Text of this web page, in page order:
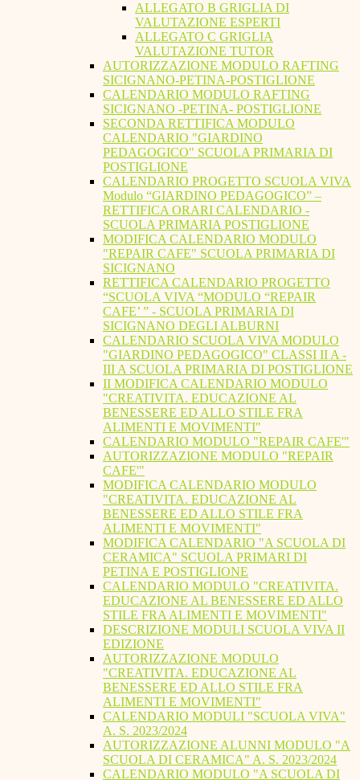
ALLEGATO B GRIGLIA DI
VALUTAZIONE ESPERTI
ALLEGATO C GRIGLIA
VALUTAZIONE TUTOR
AUTORIZZAZIONE MODULO RAFTING
SICIGNANO-PETINA-POSTIGLIONE
CALENDARIO MODULO RAFTING
SICIGNANO -PETINA- POSTIGLIONE
SECONDA RETTIFICA MODULO
CALENDARIO "GIARDINO
PEDAGOGICO" SCUOLA PRIMARIA DI
POSTIGLIONE
CALENDARIO PROGETTO SCUOLA VIVA
Modulo “GIARDINO PEDAGOGICO” –
RETTIFICA ORARI CALENDARIO -
SCUOLA PRIMARIA POSTIGLIONE
MODIFICA CALENDARIO MODULO
"REPAIR CAFE" SCUOLA PRIMARIA DI
SICIGNANO
RETTIFICA CALENDARIO PROGETTO
“SCUOLA VIVA “MODULO “REPAIR
CAFE’ ” - SCUOLA PRIMARIA DI
SICIGNANO DEGLI ALBURNI
CALENDARIO SCUOLA VIVA MODULO
"GIARDINO PEDAGOGICO" CLASSI II A -
III A SCUOLA PRIMARIA DI POSTIGLIONE
II MODIFICA CALENDARIO MODULO
"CREATIVITA. EDUCAZIONE AL
BENESSERE ED ALLO STILE FRA
ALIMENTI E MOVIMENTI"
CALENDARIO MODULO "REPAIR CAFE'"
AUTORIZZAZIONE MODULO "REPAIR
CAFE'"
MODIFICA CALENDARIO MODULO
"CREATIVITA. EDUCAZIONE AL
BENESSERE ED ALLO STILE FRA
ALIMENTI E MOVIMENTI"
MODIFICA CALENDARIO "A SCUOLA DI
CERAMICA" SCUOLA PRIMARI DI
PETINA E POSTIGLIONE
CALENDARIO MODULO "CREATIVITA.
EDUCAZIONE AL BENESSERE ED ALLO
STILE FRA ALIMENTI E MOVIMENTI"
DESCRIZIONE MODULI SCUOLA VIVA II
EDIZIONE
AUTORIZZAZIONE MODULO
"CREATIVITA. EDUCAZIONE AL
BENESSERE ED ALLO STILE FRA
ALIMENTI E MOVIMENTI"
CALENDARIO MODULI "SCUOLA VIVA"
A. S. 2023/2024
AUTORIZZAZIONE ALUNNI MODULO "A
SCUOLA DI CERAMICA" A. S. 2023/2024
CALENDARIO MODULO "A SCUOLA DI